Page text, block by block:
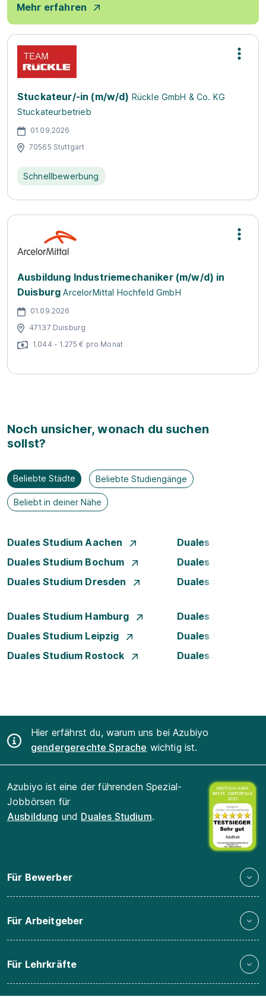
Mehr erfahren
Stuckateur/-in (m/w/d) Rückle GmbH & Co. KG
Stuckateurbetrieb
01.09.2026
70565 Stuttgart
Schnellbewerbung
Ausbildung Industriemechaniker (m/w/d) in
Duisburg ArcelorMittal Hochfeld GmbH
01.09.2026
47137 Duisburg
1.044 - 1.275 € pro Monat
Noch unsicher, wonach du suchen
sollst?
Beliebte Städte Beliebte Studiengänge
Beliebt in deiner Nähe
Duales Studium Aachen
Duales Studium
Duales Studium Bochum
Duales Studium
Duales Studium Dresden
Duales Studium
Duales Studium Hamburg
Duales Studium
Duales Studium Leipzig
Duales Studium
Duales Studium Rostock
Duales Studium
Hier erfährst du, warum uns bei Azubiyo
gendergerechte Sprache wichtig ist.
Azubiyo ist eine der führenden Spezial-
Jobbörsen für
Ausbildung und Duales Studium.
Für Bewerber
Für Arbeitgeber
Für Lehrkräfte